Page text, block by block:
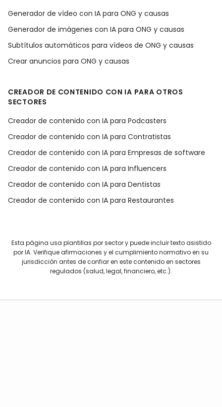
Generador de vídeo con IA para ONG y causas
Generador de imágenes con IA para ONG y causas
Subtítulos automáticos para vídeos de ONG y causas
Crear anuncios para ONG y causas
CREADOR DE CONTENIDO CON IA PARA OTROS
SECTORES
Creador de contenido con IA para Podcasters
Creador de contenido con IA para Contratistas
Creador de contenido con IA para Empresas de software
Creador de contenido con IA para Influencers
Creador de contenido con IA para Dentistas
Creador de contenido con IA para Restaurantes
Esta página usa plantillas por sector y puede incluir texto asistido
por IA. Verifique afirmaciones y el cumplimiento normativo en su
jurisdicción antes de confiar en este contenido en sectores
regulados (salud, legal, financiero, etc.).